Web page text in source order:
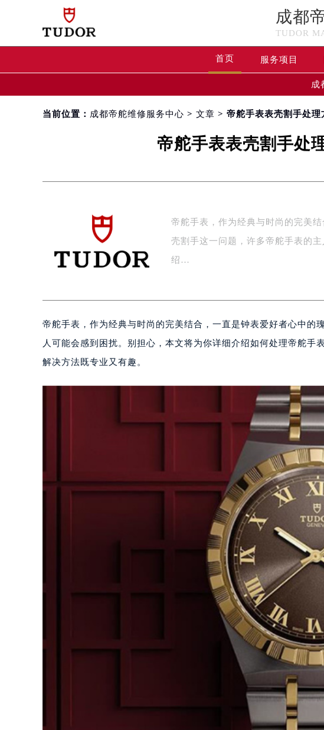
成都
TUDOR
首页 服务项目
成
当前位置： 成都帝舵维修服务中心 > 文章 > 帝舵手表表壳割手处理
帝舵手表表壳割手处
帝舵手表，作为经典与时尚的完美
壳割手这一问题，许多帝舵手表的
绍…
帝舵手表，作为经典与时尚的完美结合，一直是钟表爱好者心中的
人可能会感到困扰。别担心，本文将为你详细介绍如何处理帝舵
解决方法既专业又有趣。